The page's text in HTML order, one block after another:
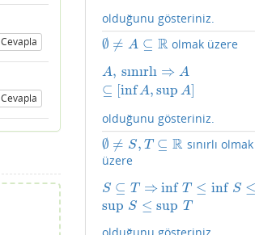
Cevapla
Cevapla
olduğunu gösteriniz.
∅ ≠ A ⊆ R
∅ ≠A ⊆R olmak üzere
A, sınırlı ⇒ A
⊆ [infA,sup A]
A,sınırlı⇒ A⊆
olduğunu gösteriniz.
∅ ≠ S, T ⊆ R
∅ ≠S T⊆ R
sınırlı olmak
üzere
S ⊆ T ⇒ inf T ≤ inf S ≤
sup S ≤ sup T
S⊆T⇒infT≤infS≤supS ≤sup
olduğunu gösteriniz.